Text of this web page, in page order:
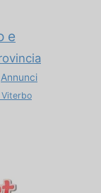
e
Annunci
Viterbo